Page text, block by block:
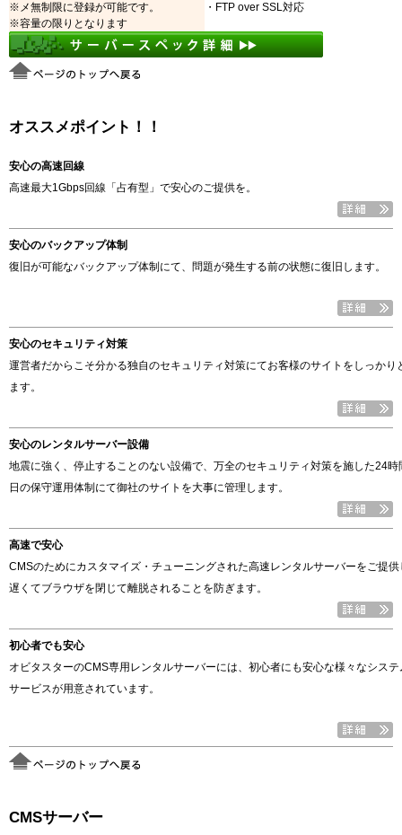
※メ無制限に登録が可能です。
※容量の限りとなります
・FTP over SSL対応
オススメポイント！！
安心の高速回線
高速最大1Gbps回線「占有型」で安心のご提供を。
安心のバックアップ体制
復旧が可能なバックアップ体制にて、問題が発生する前の状態に復旧します。
安心のセキュリティ対策
運営者だからこそ分かる独自のセキュリティ対策にてお客様のサイトをしっかり
ます。
安心のレンタルサーバー設備
地震に強く、停止することのない設備で、万全のセキュリティ対策を施した24時
日の保守運用体制にて御社のサイトを大事に管理します。
高速で安心
CMSのためにカスタマイズ・チューニングされた高速レンタルサーバーをご提供
遅くてブラウザを閉じて離脱されることを防ぎます。
初心者でも安心
オビタスターのCMS専用レンタルサーバーには、初心者にも安心な様々なシステ
サービスが用意されています。
CMSサーバー